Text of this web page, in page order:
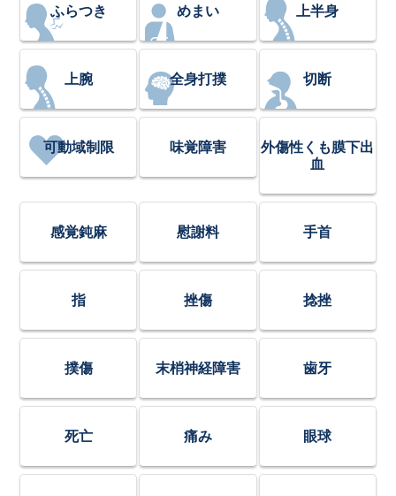
ふらつき めまい 上半身
上腕 全身打撲 切断
可動域制限 味覚障害
外傷性くも膜下出
血
感覚鈍麻 慰謝料 手首
指 挫傷 捻挫
撲傷 末梢神経障害 歯牙
死亡 痛み 眼球